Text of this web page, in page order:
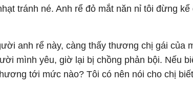
tránh né. Anh rể đỏ mắt năn nỉ tôi đừng kể
anh rể này, càng thấy thương chị gái của
mình yêu, giờ lại bị chồng phản bội. Nếu
tới mức nào? Tôi có nên nói cho chị biết